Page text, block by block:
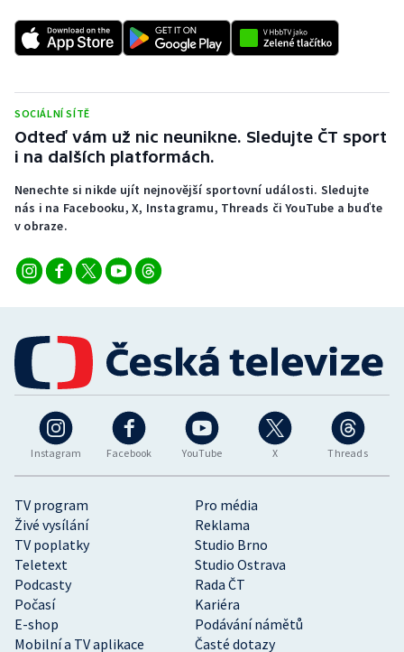
SOCIÁLNÍ SÍTĚ
Odteď vám už nic neunikne. Sledujte ČT sport
i na dalších platformách.
Nenechte si nikde ujít nejnovější sportovní události. Sledujte
nás i na Facebooku, X, Instagramu, Threads či YouTube a buďte
v obraze.
Instagram Facebook YouTube X Threads
TV program
Pro média
Živé vysílání
Reklama
TV poplatky
Studio Brno
Teletext
Studio Ostrava
Podcasty
Rada ČT
Počasí
Kariéra
E-shop
Podávání námětů
Mobilní a TV aplikace
Časté dotazy